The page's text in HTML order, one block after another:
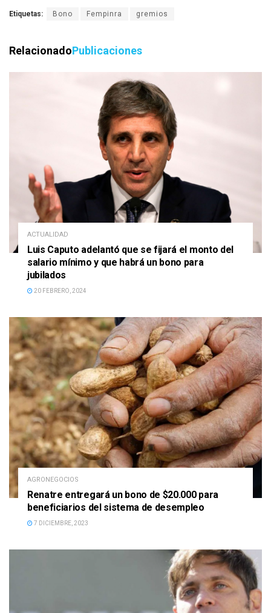
Etiquetas: Bono Fempinra gremios
RelacionadoPublicaciones
ACTUALIDAD
Luis Caputo adelantó que se fijará el monto del
salario mínimo y que habrá un bono para
jubilados
20 FEBRERO, 2024
AGRONEGOCIOS
Renatre entregará un bono de $20.000 para
beneficiarios del sistema de desempleo
7 DICIEMBRE, 2023